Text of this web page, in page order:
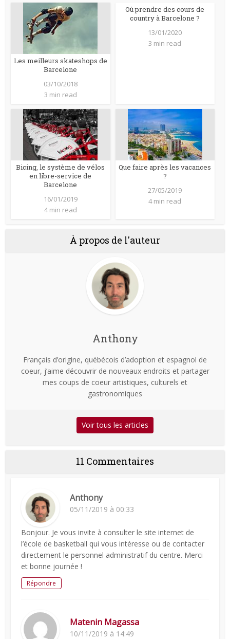
Les meilleurs skateshops de
Barcelone
03/10/2018
3 min read
Où prendre des cours de
country à Barcelone ?
13/01/2020
3 min read
Bicing, le système de vélos
en libre-service de
Barcelone
16/01/2019
4 min read
Que faire après les vacances
?
27/05/2019
4 min read
À propos de l'auteur
Anthony
Français d’origine, québécois d’adoption et espagnol de
coeur, j’aime découvrir de nouveaux endroits et partager
mes coups de coeur artistiques, culturels et
gastronomiques
Voir tous les articles
11 Commentaires
Anthony
05/11/2019 à 00:33
Bonjour. Je vous invite à consulter le site internet de
l’école de basketball qui vous intéresse ou de contacter
directement le personnel administratif du centre. Merci
et bonne journée !
Répondre
Matenin Magassa
10/11/2019 à 14:49